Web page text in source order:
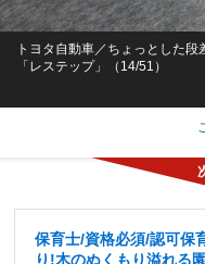
トヨタ自動車／ちょっとした
「レステップ」（14/51）
保育士/資格必須/認可保
り!木のぬくもり溢れる